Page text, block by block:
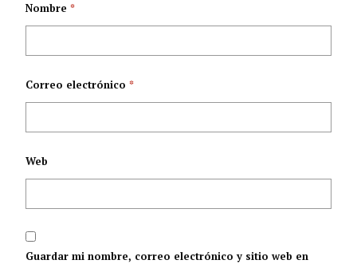
Nombre*
Correo electrónico*
Web
Guardar mi nombre, correo electrónico y sitio web en